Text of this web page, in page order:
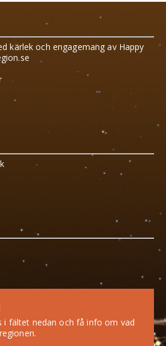
kärlek och engagemang av Happy
i fältet nedan och få info om vad